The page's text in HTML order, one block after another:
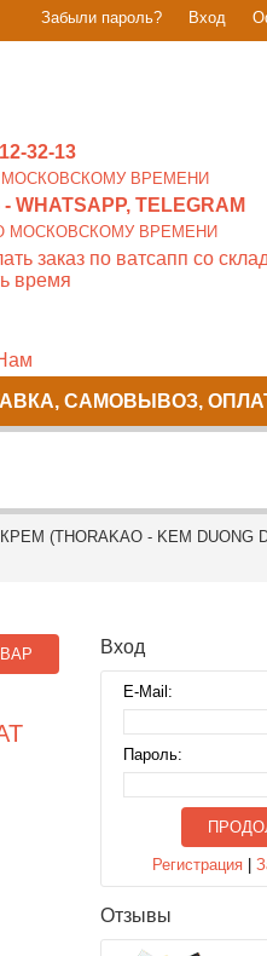
Забыли пароль? Вход
32-13
МОСКОВСКОМУ ВРЕМЕНИ
- WHATSAPP, TELEGRAM
МОСКОВСКОМУ ВРЕМЕНИ
заказ по ватсапп со
время
САМОВЫВОЗ,
(THORAKAO - KEM DUONG
Вход
E-Mail:
Пароль:
Регистрация |
Отзывы